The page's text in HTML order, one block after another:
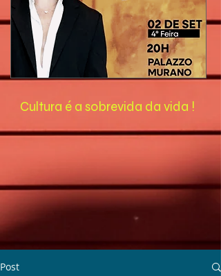
Cultura é a sobrevida da vida !
Post